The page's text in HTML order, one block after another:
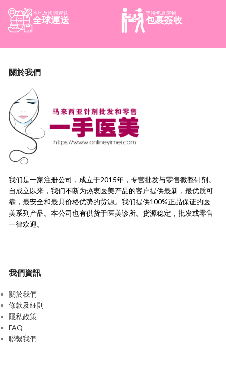
本地及國際運送
全球運送
等待包裹運到
包裹簽收
關於我們
我们是一家注册公司，成立于2015年， 专营批发与零售微整针剂。
自成立以来，我们不断为热衷医美产品的客户提供最新， 最优质可
靠，最安全和最具价格优势的货源。 我们提供100%正品保证的医
美系列产品。本公司也有供货于医美诊所。货源稳定， 批发或零售
一律欢迎。
我們資訊
關於我們
條款及細則
隱私政策
FAQ
聯繫我們